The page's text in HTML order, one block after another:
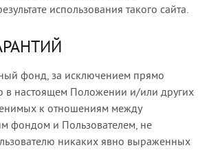
использования такого сайта.
фонд, за исключением прямо
в настоящем Положении и/или других
к отношениям между
фондом и Пользователем, не
никаких явно выраженных